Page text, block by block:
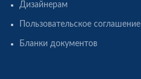
Дизайнерам
Пользовательское соглашение
Бланки документов